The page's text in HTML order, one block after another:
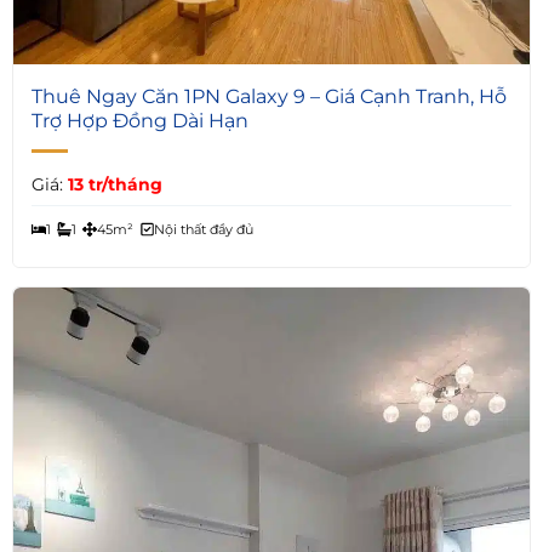
5
Thuê Ngay Căn 1PN Galaxy 9 – Giá Cạnh Tranh, Hỗ
Trợ Hợp Đồng Dài Hạn
Giá: 13 tr/tháng
1 1 45m² Nội thất đầy đủ